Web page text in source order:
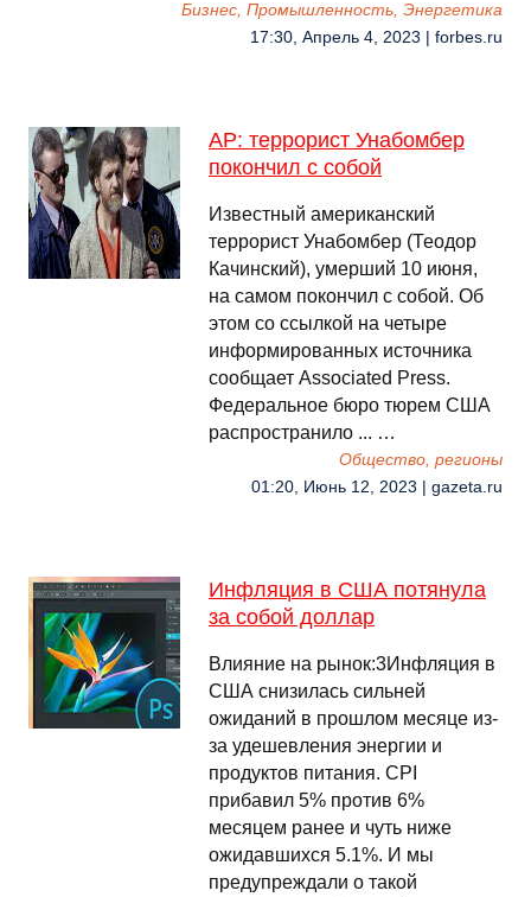
Бизнес, Промышленность, Энергетика
17:30, Апрель 4, 2023 | forbes.ru
AP: террорист Унабомбер
покончил с собой
Известный американский
террорист Унабомбер (Теодор
Качинский), умерший 10 июня,
на самом покончил с собой. Об
этом со ссылкой на четыре
информированных источника
сообщает Associated Press.
Федеральное бюро тюрем США
распространило ... …
Общество, регионы
01:20, Июнь 12, 2023 | gazeta.ru
Инфляция в США потянула
за собой доллар
Влияние на рынок:3Инфляция в
США снизилась сильней
ожиданий в прошлом месяце из-
за удешевления энергии и
продуктов питания. CPI
прибавил 5% против 6%
месяцем ранее и чуть ниже
ожидавшихся 5.1%. И мы
предупреждали о такой